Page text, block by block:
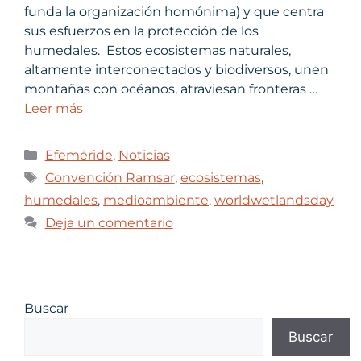
funda la organización homónima) y que centra
sus esfuerzos en la protección de los
humedales. Estos ecosistemas naturales,
altamente interconectados y biodiversos, unen
montañas con océanos, atraviesan fronteras …
Leer más
Efeméride, Noticias
Convención Ramsar, ecosistemas,
humedales, medioambiente, worldwetlandsday
Deja un comentario
Buscar
Buscar